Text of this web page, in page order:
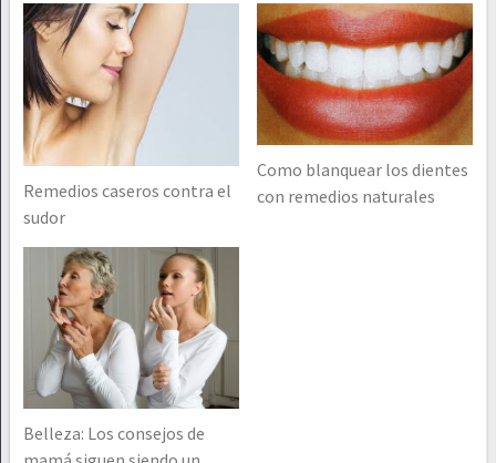
Remedios caseros contra el
sudor
Como blanquear los dientes
con remedios naturales
Belleza: Los consejos de